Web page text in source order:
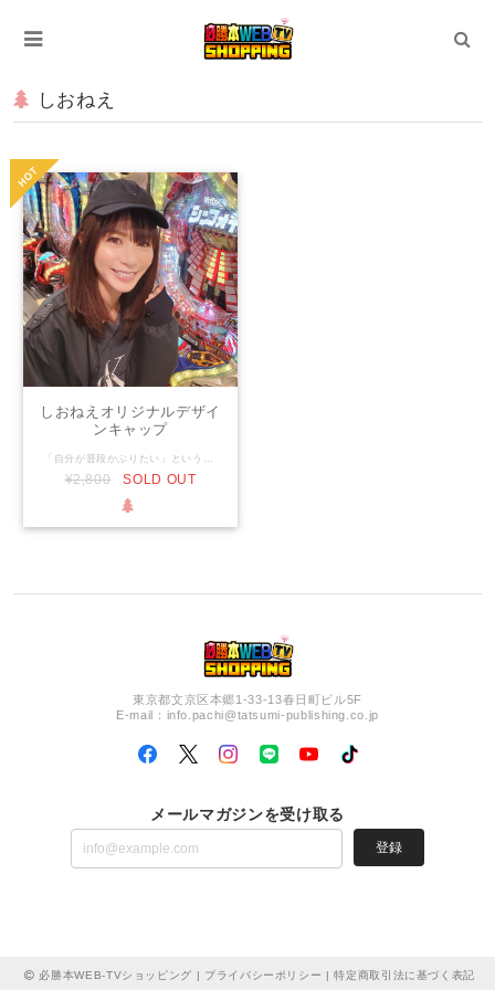
しおねえ
しおねえオリジナルデザイ
ンキャップ
「自分が普段かぶりたい」というコンセプトのもと、しおねえが自らデザインしたキャップです。 前面は「シンプルがいい」ということで、なんとニコニコマークが小さく入っているのみ(笑)。 裏面は「FINGERS CROSSED!」の刺繍が入っています。 つまり…これをかぶって生活すると良いことがいっぱい起こせるかも！ 素材はコットンとポリエステルの混合で、夏にもかぶれる涼しげな感じの手触りが特徴。 また浅めのローキャップで芯がないため、バッグに入れてもかさばりません。 しおねえ曰く「クシャっとしてしまえる」帽子になっています。 ツバのステッチは黒で３本入っています。
¥2,800 SOLD OUT
東京都文京区本郷1-33-13春日町ビル5F
E-mail： info.pachi@tatsumi-publishing.co.jp
メールマガジンを受け取る
登録
必勝本WEB-TVショッピング | プライバシーポリシー |特定商取引法に基づく表記